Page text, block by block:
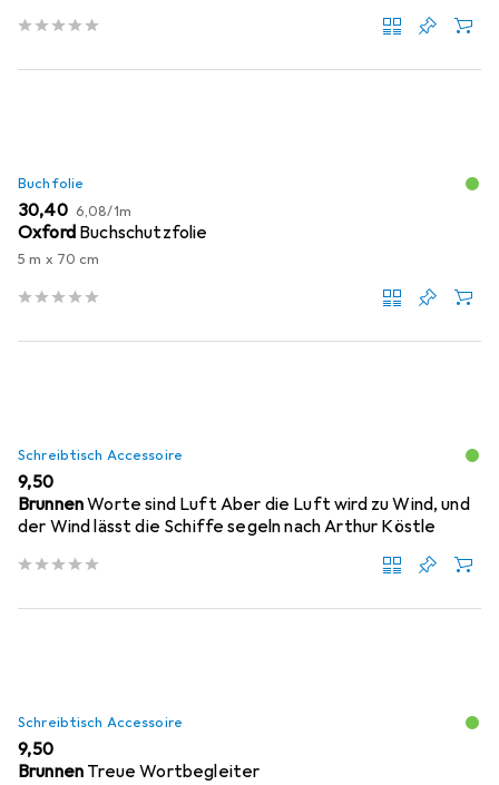
Buchfolie
EUR
30,40 EUR
6,08/1m
Oxford Buchschutzfolie
5 m x 70 cm
Schreibtisch Accessoire
EUR
9,50
BrunnenWorte sind Luft Aber die Luft wird zu Wind, und
der Wind lässt die Schiffe segeln nach Arthur Köstle
Schreibtisch Accessoire
EUR
9,50
Brunnen Treue Wortbegleiter